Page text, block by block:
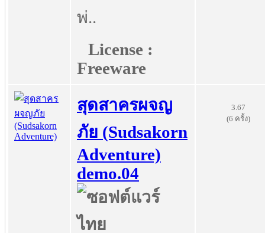
พ่..
License :
Freeware
สุดสาครผจญ
ภัย (Sudsakorn
Adventure)
demo.04
3.67
(6 ครั้ง)